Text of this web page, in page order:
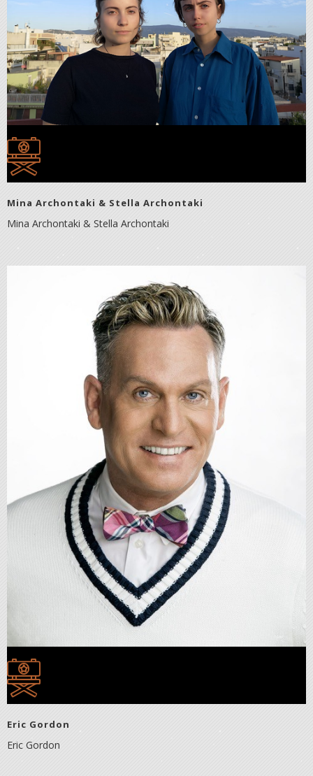
Mina Archontaki & Stella Archontaki
Mina Archontaki & Stella Archontaki
Eric Gordon
Eric Gordon